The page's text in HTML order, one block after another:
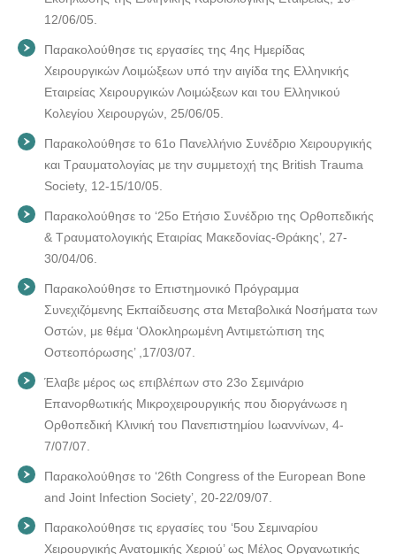
12/06/05.
Παρακολούθησε τις εργασίες της 4ης Ημερίδας
Χειρουργικών Λοιμώξεων υπό την αιγίδα της Ελληνικής
Εταιρείας Χειρουργικών Λοιμώξεων και του Ελληνικού
Κολεγίου Χειρουργών, 25/06/05.
Παρακολούθησε το 61ο Πανελλήνιο Συνέδριο Χειρουργικής
και Τραυματολογίας με την συμμετοχή της British Trauma
Society, 12-15/10/05.
Παρακολούθησε το ‘25ο Ετήσιο Συνέδριο της Ορθοπεδικής
& Τραυματολογικής Εταιρίας Μακεδονίας-Θράκης’, 27-
30/04/06.
Παρακολούθησε το Επιστημονικό Πρόγραμμα
Συνεχιζόμενης Εκπαίδευσης στα Μεταβολικά Νοσήματα των
Οστών, με θέμα ‘Ολοκληρωμένη Αντιμετώπιση της
Οστεοπόρωσης’ ,17/03/07.
Έλαβε μέρος ως επιβλέπων στο 23ο Σεμινάριο
Επανορθωτικής Μικροχειρουργικής που διοργάνωσε η
Ορθοπεδική Κλινική του Πανεπιστημίου Ιωαννίνων, 4-
7/07/07.
Παρακολούθησε το ‘26th Congress of the European Bone
and Joint Infection Society’, 20-22/09/07.
Παρακολούθησε τις εργασίες του ‘5ου Σεμιναρίου
Χειρουργικής Ανατομικής Χεριού’ ως Μέλος Οργανωτικής